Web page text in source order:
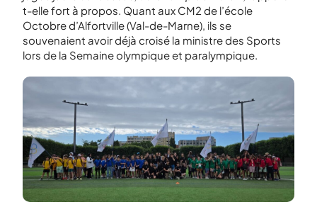
t-elle fort à propos. Quant aux CM2 de l’école
Octobre d’Alfortville (Val-de-Marne), ils se
souvenaient avoir déjà croisé la ministre des Sports
lors de la Semaine olympique et paralympique.